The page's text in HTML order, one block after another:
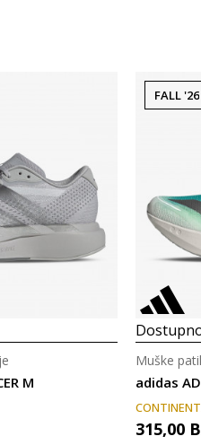
M
FALL '26
adidas
Muške
315,00